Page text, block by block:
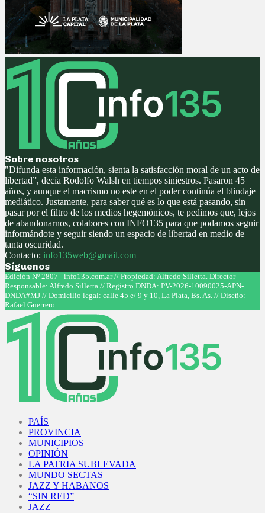
Sobre nosotros
"Difunda esta información, sienta la satisfacción moral de un acto de
libertad”, decía Rodolfo Walsh en tiempos siniestros. Pasaron 45
años, y aunque el macrismo no este en el poder continúa el blindaje
mediático. Justamente, para saber qué es lo que está pasando, sin
pasar por el filtro de los medios hegemónicos, te pedimos que, lejos
de abandonarnos, colabores con INFO135 para que podamos seguir
informándote y seguir siendo un espacio de libertad en medio de
tanta oscuridad.
Contacto: info135web@gmail.com
Síguenos
Facebook
Twitter
Instagram
Youtube
Edición Nº 2807 - info135.com.ar // Propiedad: Alfredo Silletta. Director
Responsable: Alfredo Silletta // Registro DNDA: PV-2026-10090025-APN-
DNDA#MJ // Domicilio legal: calle 45 e/ 9 y 10, La Plata, Bs. As. // Diseño:
Rafael Guerrero
PAÍS
PROVINCIA
MUNICIPIOS
OPINIÓN
LA PATRIA SUBLEVADA
MUNDO SECTAS
JAZZ Y HABANOS
“SIN RED”
JAZZ